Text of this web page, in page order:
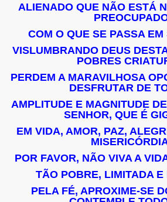
ALIENADO QUE NÃO ESTÁ
COM O QUE SE PASSA
VISLUMBRANDO DEUS
POBRES
PERDEM A MARAVILHOSA
DESFRUTAR DE
AMPLITUDE E MAGNITUDE
SENHOR, QUE É
EM VIDA, AMOR, PAZ,
POR FAVOR, NÃO VIVA A
TÃO POBRE, LIMITADA E
PELA FÉ, APROXIME-SE